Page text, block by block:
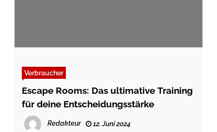
Verbraucher
Escape Rooms: Das ultimative Training
für deine Entscheidungsstärke
Redakteur 12. Juni 2024